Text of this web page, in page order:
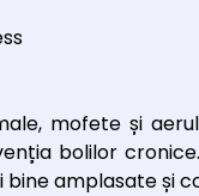
mofete și
bolilor
amplasate și